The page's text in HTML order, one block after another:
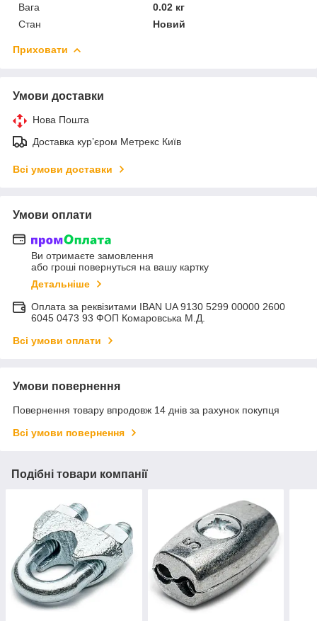
Вага
0.02 кг
Стан
Новий
Приховати
Умови доставки
Нова Пошта
Доставка курʼєром Метрекс Київ
Всі умови доставки
Умови оплати
Ви отримаєте замовлення
або гроші повернуться на вашу картку
Детальніше
Оплата за реквізитами IBAN UA 9130 5299 00000 2600
6045 0473 93 ФОП Комаровська М.Д.
Всі умови оплати
Умови повернення
Повернення товару впродовж 14 днів за рахунок покупця
Всі умови повернення
Подібні товари компанії